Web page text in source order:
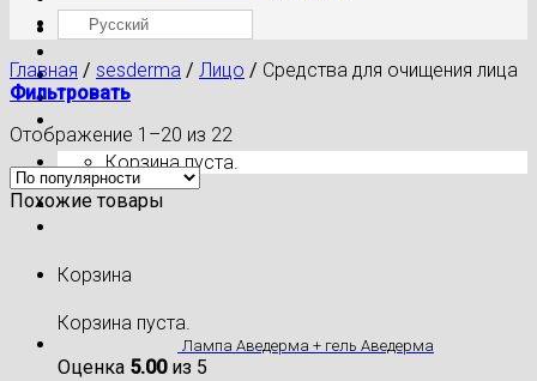
Где моя посылка?
Корзина пуста.
Корзина
Корзина пуста.
Русский
Главная / sesderma / Лицо / Средства для очищения лица
Фильтровать
Отображение 1–20 из 22
Похожие товары
Лампа Аведерма + гель Аведерма
Оценка 5.00из 5